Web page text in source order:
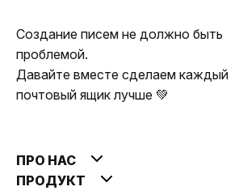
Создание писем не должно быть
проблемой.
Давайте вместе сделаем каждый
почтовый ящик лучше 💚
ПРО НАС
ПРОДУКТ